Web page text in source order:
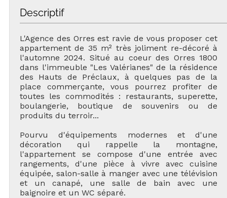
Descriptif
L'Agence des Orres est ravie de vous proposer cet
appartement de 35 m² très joliment re-décoré à
l'automne 2024. Situé au coeur des Orres 1800
dans l'immeuble "Les Valérianes" de la résidence
des Hauts de Préclaux, à quelques pas de la
place commerçante, vous pourrez profiter de
toutes les commodités : restaurants, superette,
boulangerie, boutique de souvenirs ou de
produits du terroir...
Pourvu d'équipements modernes et d'une
décoration qui rappelle la montagne,
l'appartement se compose d'une entrée avec
rangements, d'une pièce à vivre avec cuisine
équipée, salon-salle à manger avec une télévision
et un canapé, une salle de bain avec une
baignoire et un WC séparé.